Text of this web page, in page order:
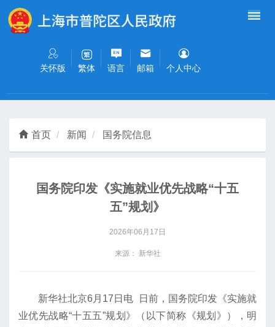
无障碍操作说明
关怀版 繁体 语言 邮箱 个人中心
首页 新闻 国务院信息
国务院印发《实施就业优先战略“十五
五”规划》
2026年06月17日
来源： 新华社
新华社北京6月17日电 日前，国务院印发《实施就
业优先战略“十五五”规划》（以下简称《规划》），明